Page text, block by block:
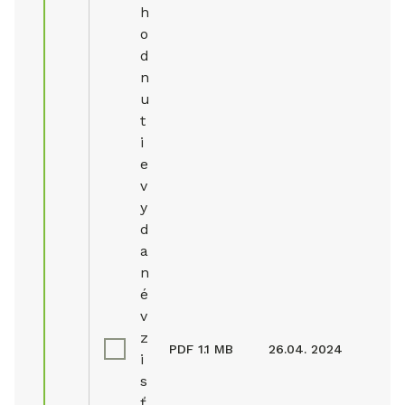
h
o
d
n
u
t
i
e
v
y
d
a
n
é
v
z
i
s
PDF 1.1 MB 26.04. 2024